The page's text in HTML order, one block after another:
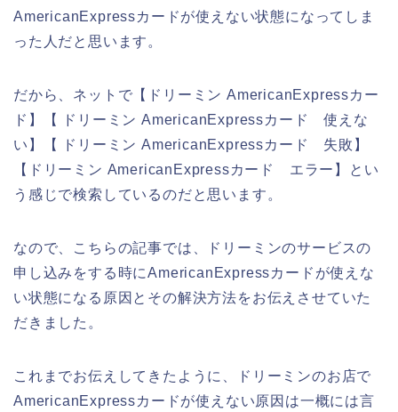
AmericanExpressカードが使えない状態になってしま
った人だと思います。
だから、ネットで【ドリーミン AmericanExpressカー
ド】【 ドリーミン AmericanExpressカード 使えな
い】【 ドリーミン AmericanExpressカード 失敗】
【ドリーミン AmericanExpressカード エラー】とい
う感じで検索しているのだと思います。
なので、こちらの記事では、ドリーミンのサービスの
申し込みをする時にAmericanExpressカードが使えな
い状態になる原因とその解決方法をお伝えさせていた
だきました。
これまでお伝えしてきたように、ドリーミンのお店で
AmericanExpressカードが使えない原因は一概には言